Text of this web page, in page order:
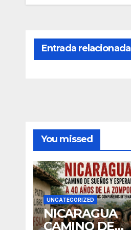
Entrada relacionada
You missed
UNCATEGORIZED
NICARAGUA
CAMINO DE